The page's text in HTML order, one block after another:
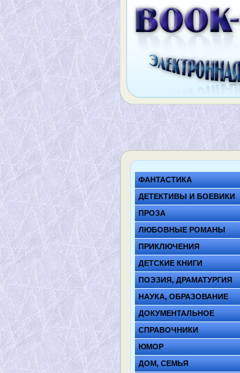
ФАНТАСТИКА
ДЕТЕКТИВЫ И БОЕВИКИ
ПРОЗА
ЛЮБОВНЫЕ РОМАНЫ
ПРИКЛЮЧЕНИЯ
ДЕТСКИЕ КНИГИ
ПОЭЗИЯ, ДРАМАТУРГИЯ
НАУКА, ОБРАЗОВАНИЕ
ДОКУМЕНТАЛЬНОЕ
СПРАВОЧНИКИ
ЮМОР
ДОМ, СЕМЬЯ